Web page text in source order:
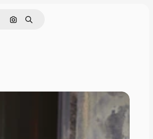
Nach Bild suchen
Suchen